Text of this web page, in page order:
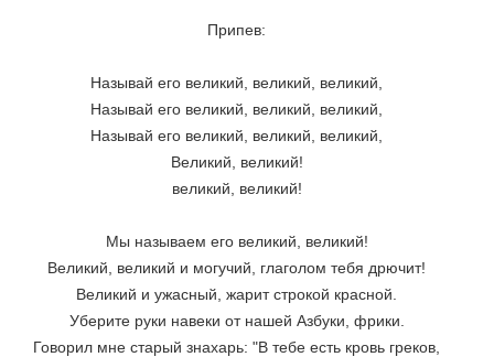
Припев:
Называй его великий, великий, великий,
Называй его великий, великий, великий,
Называй его великий, великий, великий,
Великий, великий!
великий, великий!
Мы называем его великий, великий!
Великий, великий и могучий, глаголом тебя дрючит!
Великий и ужасный, жарит строкой красной.
Уберите руки навеки от нашей Азбуки, фрики.
Говорил мне старый знахарь: "В тебе есть кровь греков,